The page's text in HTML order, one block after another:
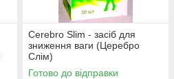
Cerebro Slim - засіб для
зниження ваги (Церебро
Слім)
Готово до відправки